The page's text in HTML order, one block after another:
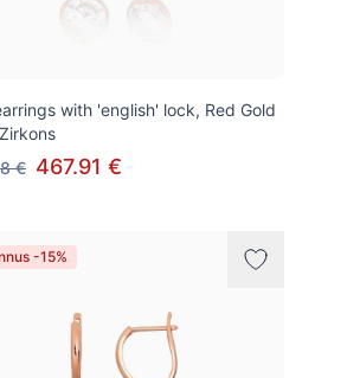
with 'english' lock, Red Gold
€ 467.91 €
-15%